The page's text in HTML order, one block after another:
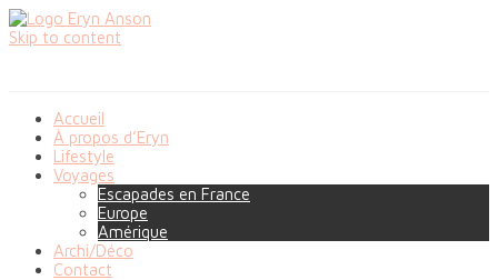
Skip to content
Accueil
À propos d’Eryn
Lifestyle
Voyages
Escapades en France
Europe
Amérique
Archi/Déco
Contact